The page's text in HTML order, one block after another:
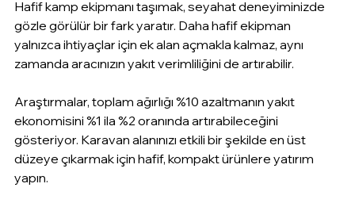
Hafif kamp ekipmanı taşımak, seyahat deneyiminizde
gözle görülür bir fark yaratır. Daha hafif ekipman
yalnızca ihtiyaçlar için ek alan açmakla kalmaz, aynı
zamanda aracınızın yakıt verimliliğini de artırabilir.
Araştırmalar, toplam ağırlığı %10 azaltmanın yakıt
ekonomisini %1 ila %2 oranında artırabileceğini
gösteriyor. Karavan alanınızı etkili bir şekilde en üst
düzeye çıkarmak için hafif, kompakt ürünlere yatırım
yapın.